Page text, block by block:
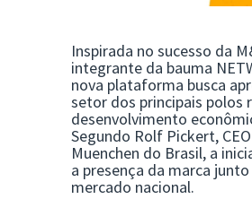
Inspirada no sucesso da
integrante da bauma
nova plataforma busca
setor dos principais polos
desenvolvimento
Segundo Rolf Pickert,
Muenchen do Brasil, a
a presença da marca
mercado nacional.